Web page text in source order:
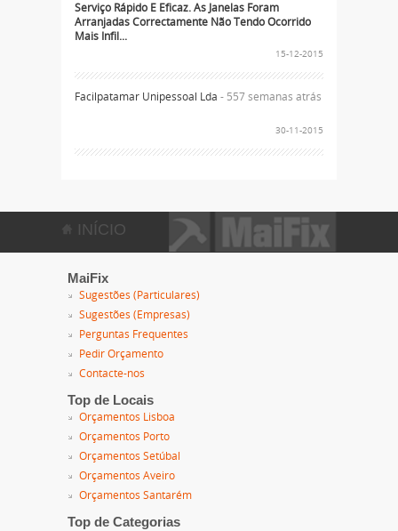
Serviço Rápido E Eficaz. As Janelas Foram
Arranjadas Correctamente Não Tendo Ocorrido
Mais Infil...
15-12-2015
Facilpatamar Unipessoal Lda - 557 semanas atrás
30-11-2015
INÍCIO
MaiFix
Sugestões (Particulares)
Sugestões (Empresas)
Perguntas Frequentes
Pedir Orçamento
Contacte-nos
Top de Locais
Orçamentos Lisboa
Orçamentos Porto
Orçamentos Setúbal
Orçamentos Aveiro
Orçamentos Santarém
Top de Categorias